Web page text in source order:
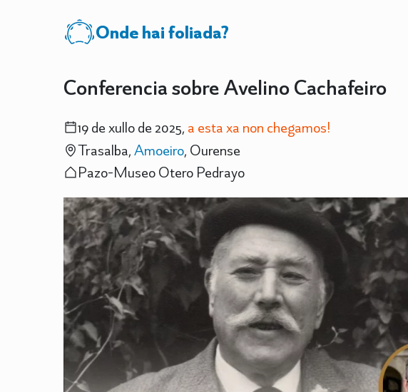
Onde hai foliada?
Conferencia sobre Avelino Cachafeiro
19 de xullo de 2025, a esta xa non chegamos!
Trasalba,Amoeiro, Ourense
Pazo-Museo Otero Pedrayo